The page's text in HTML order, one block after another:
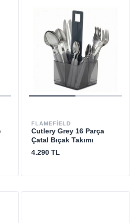
FLAMEFIELD
Cutlery Grey 16 Parça
Çatal Bıçak Takımı
4.290 TL